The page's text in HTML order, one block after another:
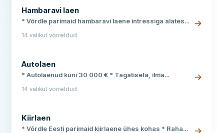
Hambaravi laen
* Võrdle parimaid hambaravi laene intressiga alates
* Kiire otsus ja raha kontol juba samal päeval
14 valikut võrreldud
Autolaen
* Autolaenud kuni 30 000 € * Tagatiseta, ilma
14 valikut võrreldud
Kiirlaen
* Võrdle Eesti parimaid kiirlaene ühes kohas * Raha